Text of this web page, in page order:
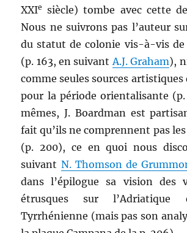
XXIe siècle) tombe avec cette
Nous ne suivrons pas l’auteur
du statut de colonie vis-à-vis de
(p. 163, en suivantA.J. Graham),
comme seules sources artistiques
pour la période orientalisante (p.
mêmes, J. Boardman est
fait qu’ils ne comprennent pas
(p. 200), ce en quoi nous
suivant N. Thomson de
dans l’épilogue sa vision des
étrusques sur
Tyrrhénienne (mais pas son